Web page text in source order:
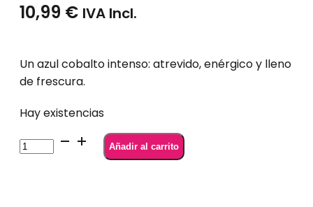
10,99 € IVA Incl.
Un azul cobalto intenso: atrevido, enérgico y lleno
de frescura.
Hay existencias
SEMILAC
983
Añadir al carrito